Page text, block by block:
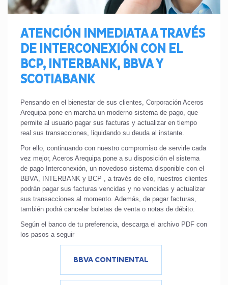
ATENCIÓN INMEDIATA A TRAVÉS
DE INTERCONEXIÓN CON EL
BCP, INTERBANK, BBVA Y
SCOTIABANK
Pensando en el bienestar de sus clientes, Corporación Aceros
Arequipa pone en marcha un moderno sistema de pago, que
permite al usuario pagar sus facturas y actualizar en tiempo
real sus transacciones, liquidando su deuda al instante.
Por ello, continuando con nuestro compromiso de servirle cada
vez mejor, Aceros Arequipa pone a su disposición el sistema
de pago Interconexión, un novedoso sistema disponible con el
BBVA, INTERBANK y BCP , a través de ello, nuestros clientes
podrán pagar sus facturas vencidas y no vencidas y actualizar
sus transacciones al momento. Además, de pagar facturas,
también podrá cancelar boletas de venta o notas de débito.
Según el banco de tu preferencia, descarga el archivo PDF con
los pasos a seguir
BBVA CONTINENTAL